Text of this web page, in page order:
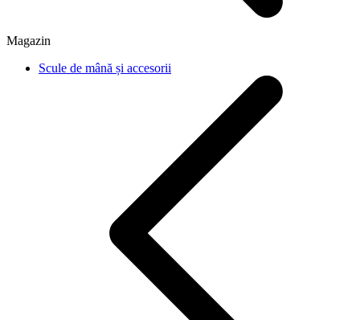
Magazin
Scule de mână și accesorii